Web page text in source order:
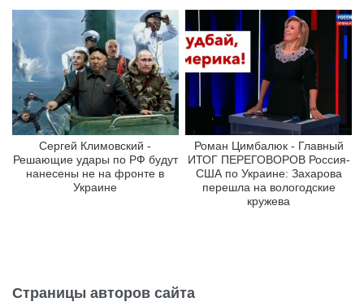
Сергей Климовский -
Решающие удары по РФ будут
нанесены не на фронте в
Украине
Роман Цимбалюк - Главный
ИТОГ ПЕРЕГОВОРОВ Россия-
США по Украине: Захарова
перешла на вологодские
кружева
Страницы авторов сайта